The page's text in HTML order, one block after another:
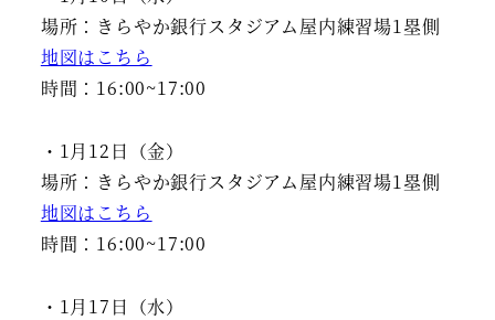
場所：きらやか銀行スタジアム屋内練習場1塁側
地図はこちら
時間：16:00~17:00
・1月12日（金）
場所：きらやか銀行スタジアム屋内練習場1塁側
地図はこちら
時間：16:00~17:00
・1月17日（水）